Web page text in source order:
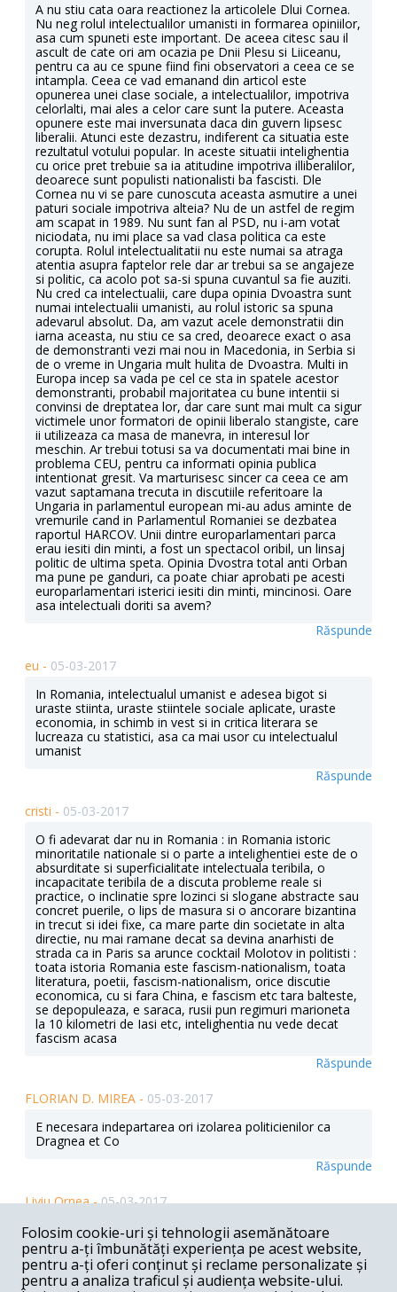
A nu stiu cata oara reactionez la articolele Dlui Cornea.
Nu neg rolul intelectualilor umanisti in formarea opiniilor,
asa cum spuneti este important. De aceea citesc sau il
ascult de cate ori am ocazia pe Dnii Plesu si Liiceanu,
pentru ca au ce spune fiind fini observatori a ceea ce se
intampla. Ceea ce vad emanand din articol este
opunerea unei clase sociale, a intelectualilor, impotriva
celorlalti, mai ales a celor care sunt la putere. Aceasta
opunere este mai inversunata daca din guvern lipsesc
liberalii. Atunci este dezastru, indiferent ca situatia este
rezultatul votului popular. In aceste situatii intelighentia
cu orice pret trebuie sa ia atitudine impotriva illiberalilor,
deoarece sunt populisti nationalisti ba fascisti. Dle
Cornea nu vi se pare cunoscuta aceasta asmutire a unei
paturi sociale impotriva alteia? Nu de un astfel de regim
am scapat in 1989. Nu sunt fan al PSD, nu i-am votat
niciodata, nu imi place sa vad clasa politica ca este
corupta. Rolul intelectualitatii nu este numai sa atraga
atentia asupra faptelor rele dar ar trebui sa se angajeze
si politic, ca acolo pot sa-si spuna cuvantul sa fie auziti.
Nu cred ca intelectualii, care dupa opinia Dvoastra sunt
numai intelectualii umanisti, au rolul istoric sa spuna
adevarul absolut. Da, am vazut acele demonstratii din
iarna aceasta, nu stiu ce sa cred, deoarece exact o asa
de demonstranti vezi mai nou in Macedonia, in Serbia si
de o vreme in Ungaria mult hulita de Dvoastra. Multi in
Europa incep sa vada pe cel ce sta in spatele acestor
demonstranti, probabil majoritatea cu bune intentii si
convinsi de dreptatea lor, dar care sunt mai mult ca sigur
victimele unor formatori de opinii liberalo stangiste, care
ii utilizeaza ca masa de manevra, in interesul lor
meschin. Ar trebui totusi sa va documentati mai bine in
problema CEU, pentru ca informati opinia publica
intentionat gresit. Va marturisesc sincer ca ceea ce am
vazut saptamana trecuta in discutiile referitoare la
Ungaria in parlamentul european mi-au adus aminte de
vremurile cand in Parlamentul Romaniei se dezbatea
raportul HARCOV. Unii dintre europarlamentari parca
erau iesiti din minti, a fost un spectacol oribil, un linsaj
politic de ultima speta. Opinia Dvostra total anti Orban
ma pune pe ganduri, ca poate chiar aprobati pe acesti
europarlamentari isterici iesiti din minti, mincinosi. Oare
asa intelectuali doriti sa avem?
Răspunde
eu - 05-03-2017
In Romania, intelectualul umanist e adesea bigot si
uraste stiinta, uraste stiintele sociale aplicate, uraste
economia, in schimb in vest si in critica literara se
lucreaza cu statistici, asa ca mai usor cu intelectualul
umanist
Răspunde
cristi - 05-03-2017
O fi adevarat dar nu in Romania : in Romania istoric
minoritatile nationale si o parte a intelighentiei este de o
absurditate si superficialitate intelectuala teribila, o
incapacitate teribila de a discuta probleme reale si
practice, o inclinatie spre lozinci si slogane abstracte sau
concret puerile, o lips de masura si o ancorare bizantina
in trecut si idei fixe, ca mare parte din societate in alta
directie, nu mai ramane decat sa devina anarhisti de
strada ca in Paris sa arunce cocktail Molotov in politisti :
toata istoria Romania este fascism-nationalism, toata
literatura, poetii, fascism-nationalism, orice discutie
economica, cu si fara China, e fascism etc tara balteste,
se depopuleaza, e saraca, rusii pun regimuri marioneta
la 10 kilometri de Iasi etc, intelighentia nu vede decat
fascism acasa
Răspunde
FLORIAN D. MIREA - 05-03-2017
E necesara indepartarea ori izolarea politicienilor ca
Dragnea et Co
Răspunde
Liviu Ornea -05-03-2017
Nu te cam grabesti cu verdictele, Andrei? Chiar asa,
matematicienii, fizicienii, medicii n-au perspectiva si spirit
critic?
Răspunde
Folosim cookie-uri și tehnologii asemănătoare
pentru a-ți îmbunătăți experiența pe acest website,
pentru a-ți oferi conținut și reclame personalizate și
pentru a analiza traficul și audiența website-ului.